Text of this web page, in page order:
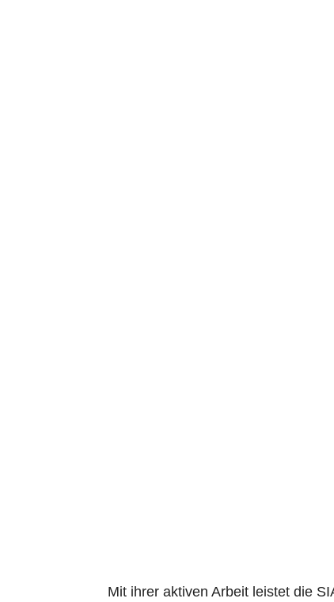
Mit ihrer aktiven Arbeit leistet die